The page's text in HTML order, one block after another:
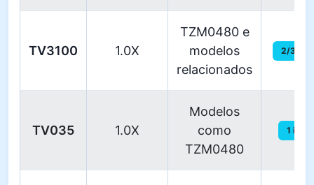
TV3100 1.0X
TZM0480 e
modelos
relacionados
2/3 in
TV035 1.0X
Modelos
como
TZM0480
1 in